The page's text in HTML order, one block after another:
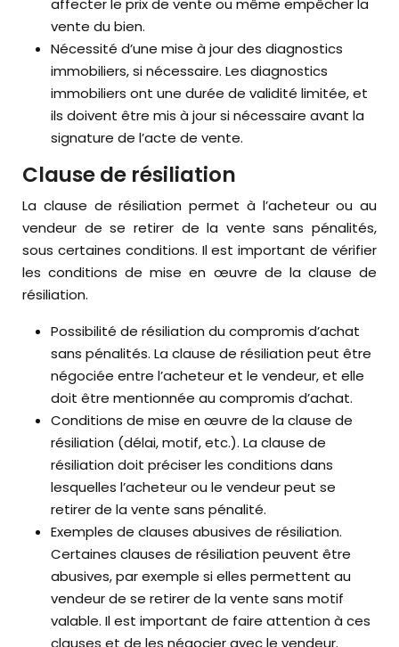
affecter le prix de vente ou même empêcher la
vente du bien.
Nécessité d’une mise à jour des diagnostics
immobiliers, si nécessaire. Les diagnostics
immobiliers ont une durée de validité limitée, et
ils doivent être mis à jour si nécessaire avant la
signature de l’acte de vente.
Clause de résiliation
La clause de résiliation permet à l’acheteur ou au
vendeur de se retirer de la vente sans pénalités,
sous certaines conditions. Il est important de vérifier
les conditions de mise en œuvre de la clause de
résiliation.
Possibilité de résiliation du compromis d’achat
sans pénalités. La clause de résiliation peut être
négociée entre l’acheteur et le vendeur, et elle
doit être mentionnée au compromis d’achat.
Conditions de mise en œuvre de la clause de
résiliation (délai, motif, etc.). La clause de
résiliation doit préciser les conditions dans
lesquelles l’acheteur ou le vendeur peut se
retirer de la vente sans pénalité.
Exemples de clauses abusives de résiliation.
Certaines clauses de résiliation peuvent être
abusives, par exemple si elles permettent au
vendeur de se retirer de la vente sans motif
valable. Il est important de faire attention à ces
clauses et de les négocier avec le vendeur.